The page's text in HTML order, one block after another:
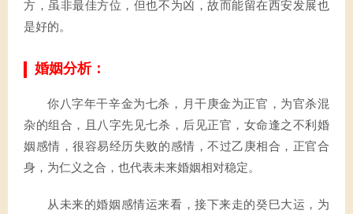
方，虽非最佳方位，但也不为凶，故而能留在西安发展也
是好的。
婚姻分析：
你八字年干辛金为七杀，月干庚金为正官，为官杀混
杂的组合，且八字先见七杀，后见正官，女命逢之不利婚
姻感情，很容易经历失败的感情，不过乙庚相合，正官合
身，为仁义之合，也代表未来婚姻相对稳定。
从未来的婚姻感情运来看，接下来走的癸巳大运，为